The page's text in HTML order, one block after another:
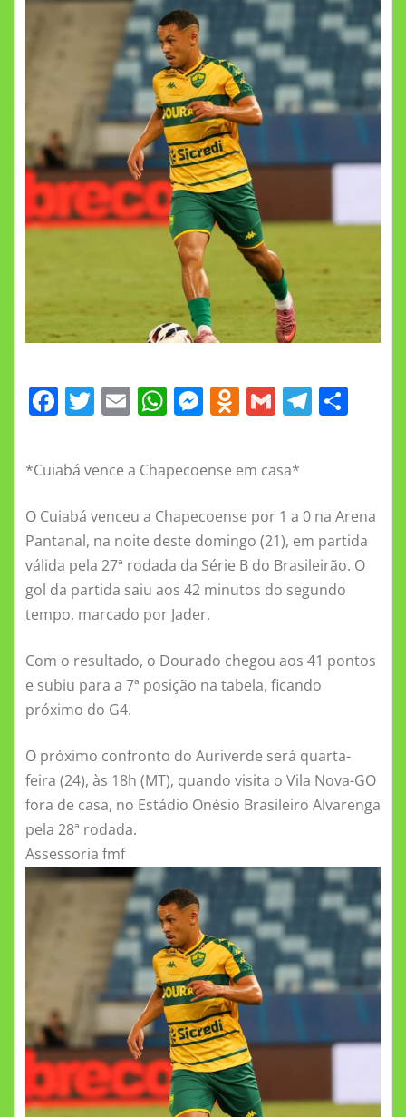
F
c
e
b
o
o
k
T
it
te
r
E
ai
l
W
at
s
A
p
p
M
ss
e
n
g
er
O
n
o
kl
a
ss
ni
G
ai
l
T
a
m
*Cuiabá vence a Chapecoense em casa*
O Cuiabá venceu a Chapecoense por 1 a 0 na Arena
Pantanal, na noite deste domingo (21), em partida
válida pela 27ª rodada da Série B do Brasileirão. O
gol da partida saiu aos 42 minutos do segundo
tempo, marcado por Jader.
Com o resultado, o Dourado chegou aos 41 pontos
e subiu para a 7ª posição na tabela, ficando
próximo do G4.
O próximo confronto do Auriverde será quarta-
feira (24), às 18h (MT), quando visita o Vila Nova-GO
fora de casa, no Estádio Onésio Brasileiro Alvarenga
pela 28ª rodada.
Assessoria fmf